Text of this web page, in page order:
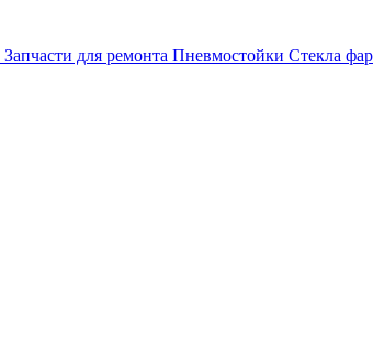
Запчасти для ремонта Пневмостойки Стекла фар